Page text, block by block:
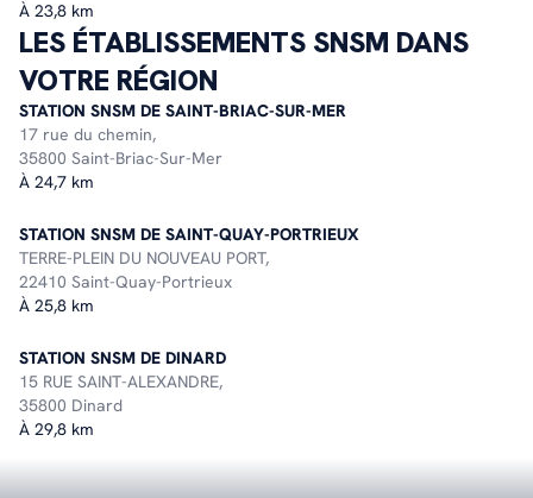
À 23,8 km
LES ÉTABLISSEMENTS SNSM DANS
VOTRE RÉGION
STATION SNSM DE SAINT-BRIAC-SUR-MER
17 rue du chemin,
35800 Saint-Briac-Sur-Mer
À 24,7 km
STATION SNSM DE SAINT-QUAY-PORTRIEUX
TERRE-PLEIN DU NOUVEAU PORT,
22410 Saint-Quay-Portrieux
À 25,8 km
STATION SNSM DE DINARD
15 RUE SAINT-ALEXANDRE,
35800 Dinard
À 29,8 km